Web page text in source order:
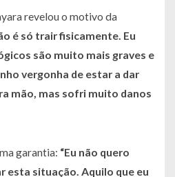
revelou o motivo da
é só trair fisicamente. Eu
são muito mais graves e
vergonha de estar a dar
mão, mas sofri muito danos
garantia: “Eu não quero
esta situação. Aquilo que eu